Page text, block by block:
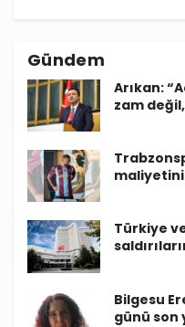
Gündem
Arıkan:
zam
maliyetini
Türkiye
Bilgesu
günü son